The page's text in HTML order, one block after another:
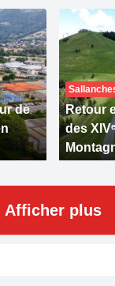
de
Retour
des
Afficher plus